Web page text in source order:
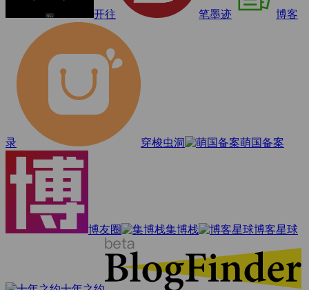
开往 笔墨迹 博客
录 穿梭虫洞 萌国备案
博友圈 集博栈 博客星球